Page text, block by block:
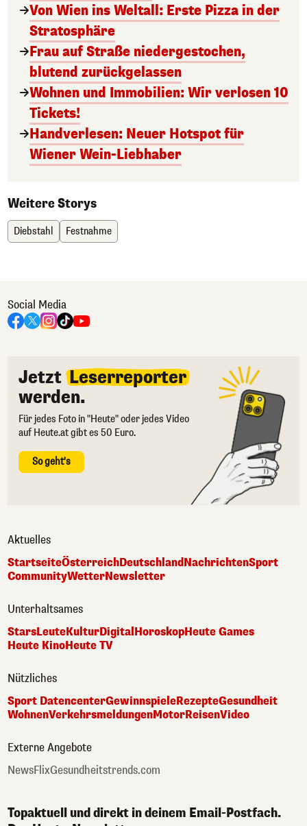
Von Wien ins Weltall: Erste Pizza in der
Stratosphäre
Frau auf Straße niedergestochen,
blutend zurückgelassen
Wohnen und Immobilien: Wir verlosen 10
Tickets!
Handverlesen: Neuer Hotspot für
Wiener Wein-Liebhaber
Weitere Storys
Diebstahl Festnahme
Social Media
Jetzt Leserreporter
werden.
Für jedes Foto in "Heute" oder jedes Video
auf Heute.at gibt es 50 Euro.
So geht's
Aktuelles
StartseiteÖsterreichDeutschlandNachrichtenSport
CommunityWetterNewsletter
Unterhaltsames
StarsLeuteKulturDigitalHoroskopHeute Games
Heute KinoHeute TV
Nützliches
Sport DatencenterGewinnspieleRezepteGesundheit
WohnenVerkehrsmeldungenMotorReisenVideo
Externe Angebote
NewsFlixGesundheitstrends.com
Topaktuell und direkt in deinem Email-Postfach.